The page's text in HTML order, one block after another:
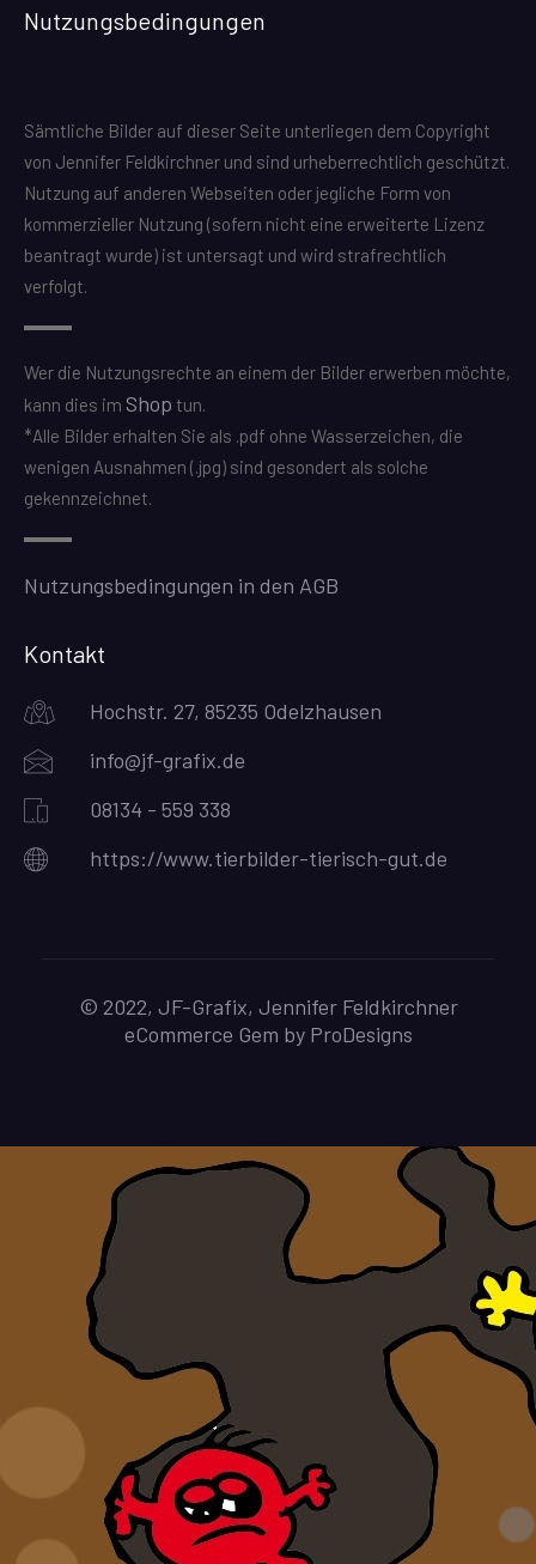
Nutzungsbedingungen
Sämtliche Bilder auf dieser Seite unterliegen dem Copyright
von Jennifer Feldkirchner und sind urheberrechtlich geschützt.
Nutzung auf anderen Webseiten oder jegliche Form von
kommerzieller Nutzung (sofern nicht eine erweiterte Lizenz
beantragt wurde) ist untersagt und wird strafrechtlich
verfolgt.
Wer die Nutzungsrechte an einem der Bilder erwerben möchte,
kann dies im Shop tun.
*Alle Bilder erhalten Sie als .pdf ohne Wasserzeichen, die
wenigen Ausnahmen (.jpg) sind gesondert als solche
gekennzeichnet.
Nutzungsbedingungen in den AGB
Kontakt
Hochstr. 27, 85235 Odelzhausen
info@jf-grafix.de
08134 - 559 338
https://www.tierbilder-tierisch-gut.de
© 2022, JF-Grafix, Jennifer Feldkirchner
eCommerce Gem by ProDesigns